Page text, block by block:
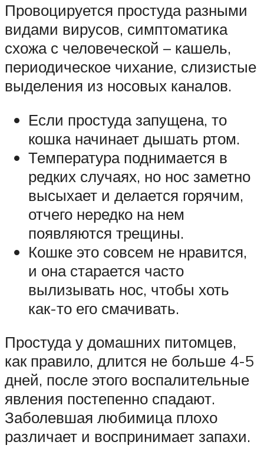
Провоцируется простуда разными
видами вирусов, симптоматика
схожа с человеческой – кашель,
периодическое чихание, слизистые
выделения из носовых каналов.
Если простуда запущена, то
кошка начинает дышать ртом.
Температура поднимается в
редких случаях, но нос заметно
высыхает и делается горячим,
отчего нередко на нем
появляются трещины.
Кошке это совсем не нравится,
и она старается часто
вылизывать нос, чтобы хоть
как-то его смачивать.
Простуда у домашних питомцев,
как правило, длится не больше 4-5
дней, после этого воспалительные
явления постепенно спадают.
Заболевшая любимица плохо
различает и воспринимает запахи.